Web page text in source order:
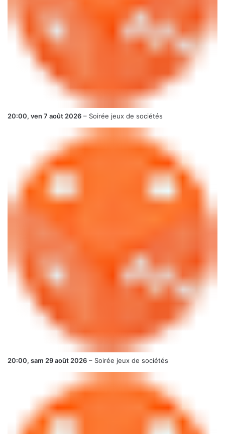
20:00, ven 7 août 2026 – Soirée jeux de sociétés
20:00, sam 29 août 2026 – Soirée jeux de sociétés